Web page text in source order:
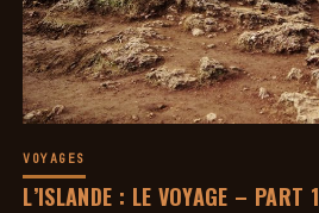
VOYAGES
L’ISLANDE : LE VOYAGE – PART 1